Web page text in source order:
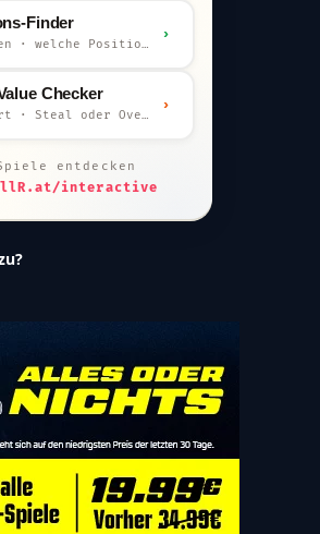
Finder
7 Fragen · welche Position bist du?
›
Checker
JJ-Chart · Steal oder Overpay?
›
entdecken
interactive